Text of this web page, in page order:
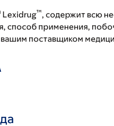
Lexidrug™, содержит всю
способ применения,
поставщиком